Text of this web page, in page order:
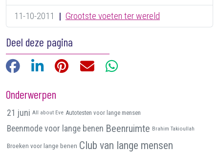
11-10-2011
| Grootste voeten ter wereld
Deel deze pagina
FacebookLinkedIn Pinterest E-mailWhatsApp
Onderwerpen
21 juni All about Eve Autotesten voor lange mensen
Beenmode voor lange benen Beenruimte Brahim Takioullah
Broeken voor lange benen Club van lange mensen